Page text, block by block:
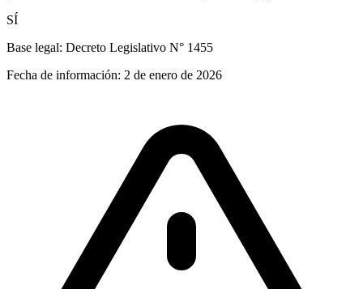
SÍ
Base legal: Decreto Legislativo N° 1455
Fecha de información: 2 de enero de 2026